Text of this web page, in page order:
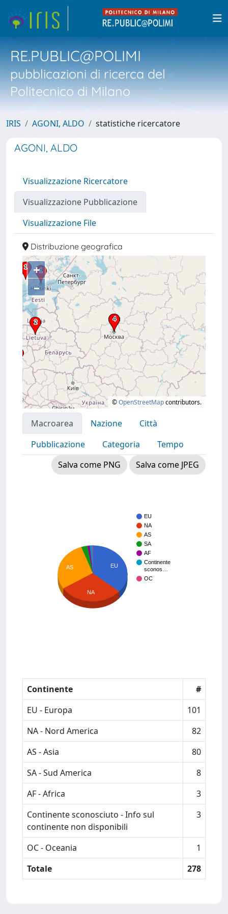
RE.PUBLIC@POLIMI
pubblicazioni di ricerca del
Politecnico di Milano
IRIS AGONI, ALDO statistiche ricercatore
AGONI, ALDO
Visualizzazione Ricercatore
Visualizzazione Pubblicazione
Visualizzazione File
Distribuzione geografica
+
–
©OpenStreetMapcontributors.
Macroarea Nazione
Città
Pubblicazione
Categoria
Tempo
Salva come PNG
Salva come JPEG
EU
NA
AS
SA
AF
Continente
sconos…
OC
EU
AS
NA
Continente
#
EU - Europa
101
NA - Nord America
82
AS - Asia
80
SA - Sud America
8
AF - Africa
3
Continente sconosciuto - Info sul
continente non disponibili
3
OC - Oceania
1
Totale
278